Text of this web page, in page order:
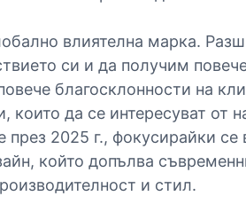
влиятелна марка.
си и да получим
благосклонности на
да се интересуват от
2025 г., фокусирайки
който допълва
и стил.